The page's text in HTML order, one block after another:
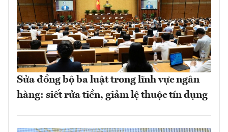
Sửa đồng bộ ba luật trong lĩnh vực ngân
hàng: siết rửa tiền, giảm lệ thuộc tín dụng